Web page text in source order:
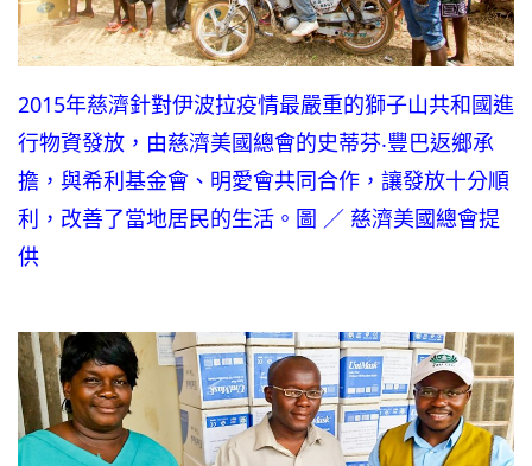
2015年慈濟針對伊波拉疫情最嚴重的獅子山共和國進
行物資發放，由慈濟美國總會的史蒂芬‧豐巴返鄉承
擔，與希利基金會、明愛會共同合作，讓發放十分順
利，改善了當地居民的生活。圖 ／ 慈濟美國總會提
供